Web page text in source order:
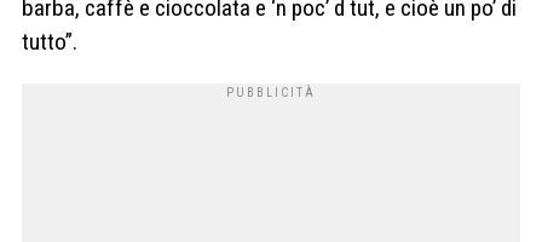
barba, caffè e cioccolata e ‘n poc’ d tut, e cioè un po’ di
tutto”.